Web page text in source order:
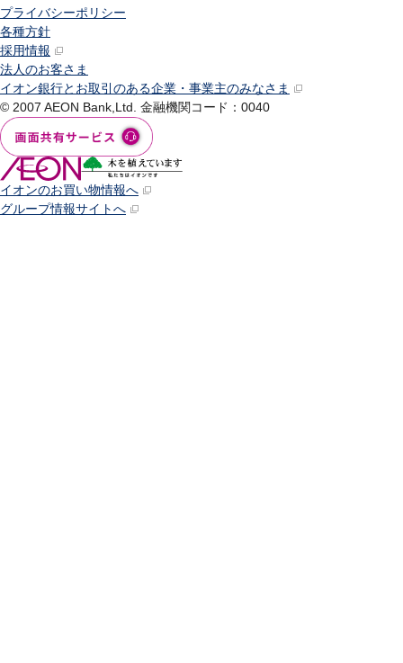
プライバシーポリシー
各種方針
採用情報
法人のお客さま
イオン銀行とお取引のある企業・事業主のみなさま
© 2007 AEON Bank,Ltd. 金融機関コード：0040
イオンのお買い物情報へ
グループ情報サイトへ